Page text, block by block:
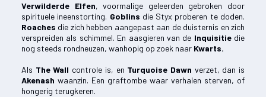
Verwilderde Elfen, voormalige geleerden gebroken door
spirituele ineenstorting. Goblins die Styx proberen te doden.
Roaches die zich hebben aangepast aan de duisternis en zich
verspreiden als schimmel. En aasgieren van de Inquisitiedie
nog steeds rondneuzen, wanhopig op zoek naar Kwarts.
Als The Wall controle is, en Turquoise Dawn verzet, dan is
Akenash waanzin. Een graftombe waar verhalen sterven, of
hongerig terugkeren.